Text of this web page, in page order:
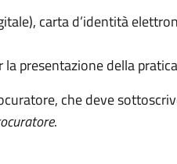
carta d’identità
presentazione della
che deve
.